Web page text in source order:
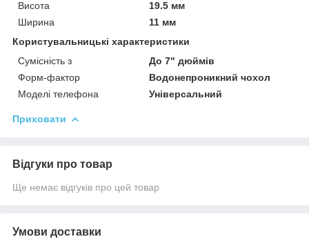
Висота
19.5 мм
Ширина
11 мм
Користувальницькі характеристики
Сумісність з
До 7" дюймів
Форм-фактор
Водонепроникний чохол
Моделі телефона
Універсальний
Приховати
Відгуки про товар
Ще немає відгуків про цей товар
Умови доставки